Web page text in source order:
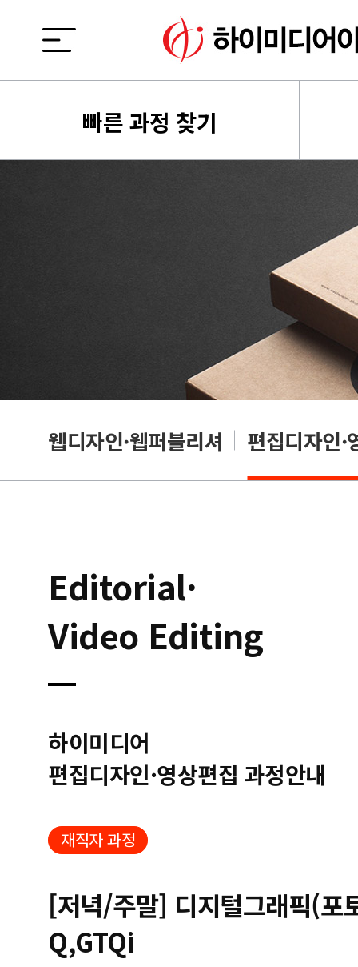
빠른 과정 찾기
웹디자인·웹퍼블리셔 편집디자인·
Editorial·
Video Editing
하이미디어
편집디자인·영상편집 과정안내
재직자 과정
[저녁/주말] 디지털그래픽(포
Q,GTQi